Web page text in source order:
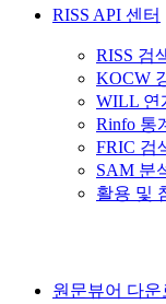
RISS API 센터
RISS 검
KOCW
WILL 연
Rinfo 통
FRIC 검
SAM 분
활용 및
원문뷰어 다운